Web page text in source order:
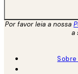
Por favor leia a nossa
a